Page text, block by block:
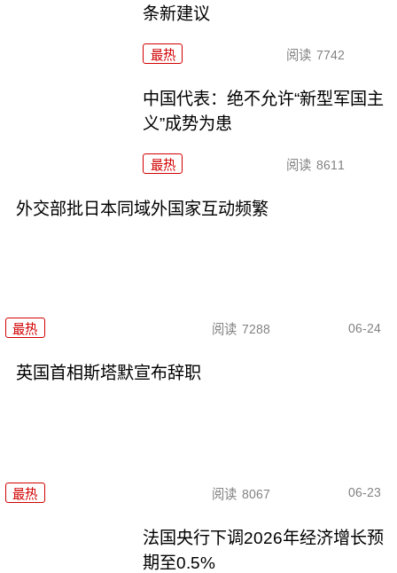
条新建议
最热 阅读 7742
中国代表：绝不允许“新型军国主
义”成势为患
最热 阅读 8611
外交部批日本同域外国家互动频繁
最热 阅读 7288 06-24
英国首相斯塔默宣布辞职
最热 阅读 8067 06-23
法国央行下调2026年经济增长预
期至0.5%